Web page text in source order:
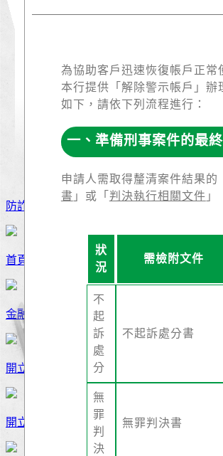
防詐騙專區
首頁
金融友善
開立數位帳戶
開立京匯通
為協助客戶迅速恢復帳戶正常
本行提供「解除警示帳戶」辦
如下，請依下列流程進行：
一、準備刑事案件的最
申請人需取得釐清案件結果的
書 」或「 判決執行相關文件 」
狀
況
需檢附文件
不
起
訴
處
分
不起訴處分書
無
罪
判
決
無罪判決書